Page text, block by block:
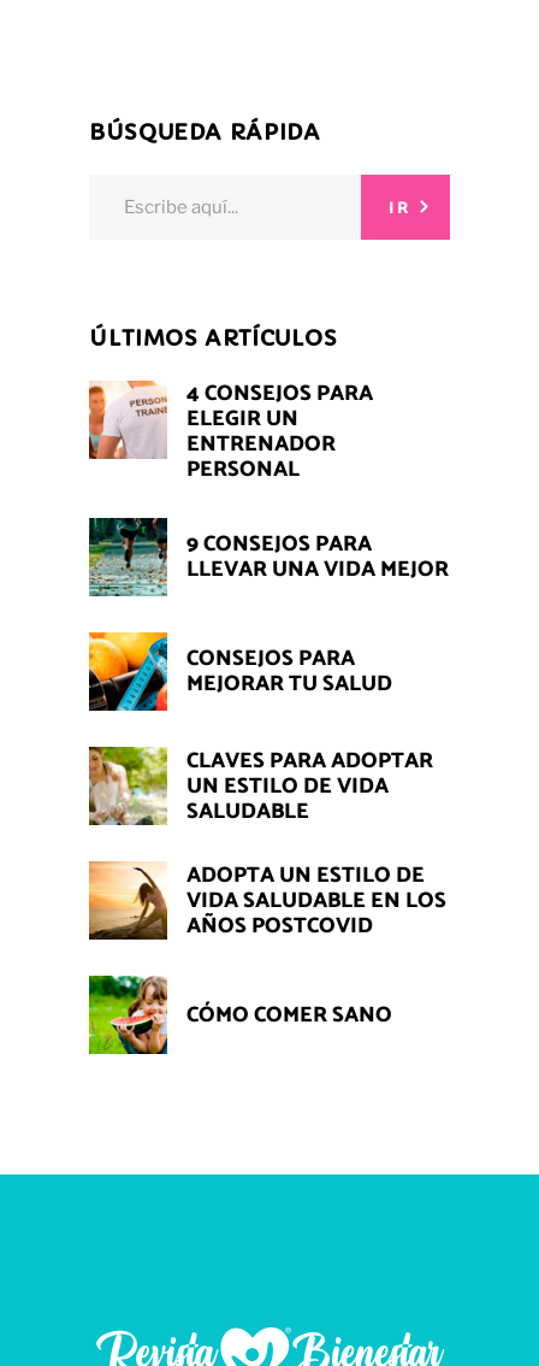
BÚSQUEDA RÁPIDA
IR
ÚLTIMOS ARTÍCULOS
4 CONSEJOS PARA
ELEGIR UN
ENTRENADOR
PERSONAL
9 CONSEJOS PARA
LLEVAR UNA VIDA MEJOR
CONSEJOS PARA
MEJORAR TU SALUD
CLAVES PARA ADOPTAR
UN ESTILO DE VIDA
SALUDABLE
ADOPTA UN ESTILO DE
VIDA SALUDABLE EN LOS
AÑOS POSTCOVID
CÓMO COMER SANO